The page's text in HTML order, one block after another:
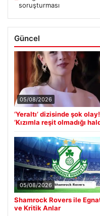
soruşturması
Güncel
05/08/2026
‘Yeraltı’ dizisinde şok
‘Kızımla reşit olmadığı
05/08/2026
Shamrock Rovers ile
ve Kritik Anlar